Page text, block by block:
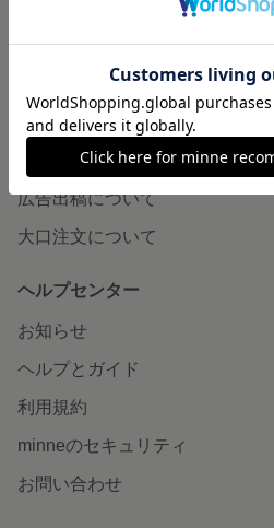
minneの本
企業の方へ
広告出稿について
大口注文について
ヘルプセンター
お知らせ
ヘルプとガイド
利用規約
minneのセキュリティ
お問い合わせ